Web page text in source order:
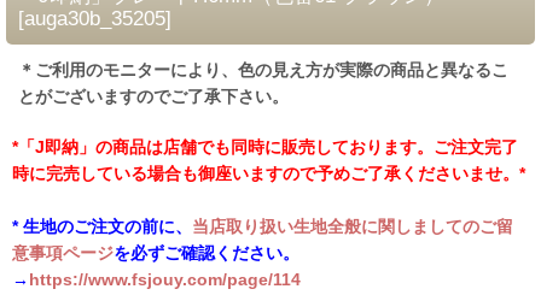
[auga30b_35205]
＊ご利用のモニターにより、色の見え方が実際の商品と異なるこ
とがございますのでご了承下さい。
*「J即納」の商品は店舗でも同時に販売しております。ご注文完了
時に完売している場合も御座いますので予めご了承くださいませ。*
* 生地のご注文の前に、 当店取り扱い生地全般に関しましてのご留
意事項ページを必ずご確認ください。
→ https://www.fsjouy.com/page/114